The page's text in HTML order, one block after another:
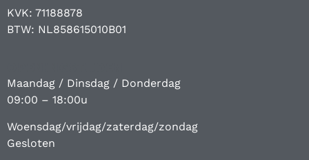
KVK: 71188878
BTW: NL858615010B01
Maandag / Dinsdag / Donderdag
09:00 – 18:00u
Woensdag/vrijdag/zaterdag/zondag
Gesloten